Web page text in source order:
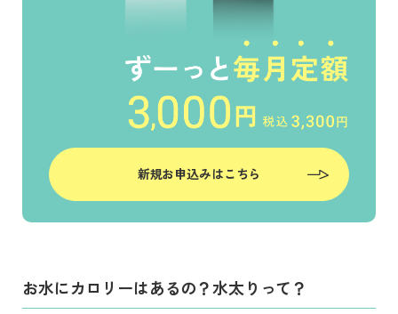
新規お申込みはこちら
お水にカロリーはあるの？水太りって？